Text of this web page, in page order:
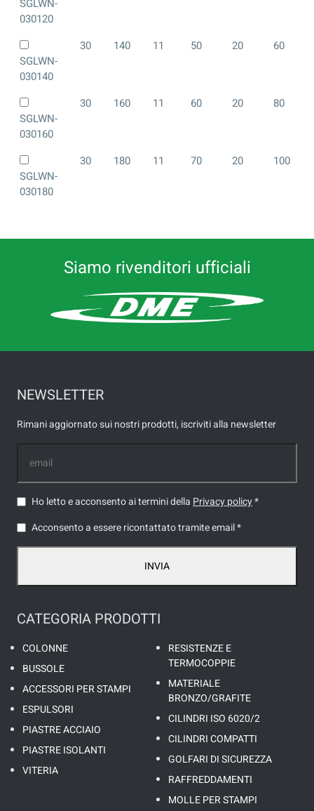
SGLWN-
030120
SGLWN-
030140
30 140 11 50 20 60
SGLWN-
030160
30 160 11 60 20 80
SGLWN-
030180
30 180 11 70 20 100
Siamo rivenditori ufficiali
CATEGORIA PRODOTTI
COLONNE
BUSSOLE
ACCESSORI PER STAMPI
ESPULSORI
PIASTRE ACCIAIO
PIASTRE ISOLANTI
VITERIA
RESISTENZE E
TERMOCOPPIE
MATERIALE
BRONZO/GRAFITE
CILINDRI ISO 6020/2
CILINDRI COMPATTI
GOLFARI DI SICUREZZA
RAFFREDDAMENTI
MOLLE PER STAMPI
NEWSLETTER
Rimani aggiornato sui nostri prodotti, iscriviti alla newsletter
Ho letto e acconsento ai termini della Privacy policy*
Acconsento a essere ricontattato tramite email *
INVIA